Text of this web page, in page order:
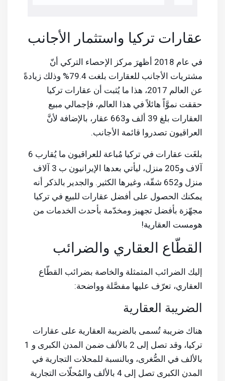
عقارات تركيا واستثمار الأجانب
في عام 2018 أظهرَ مركز الإحصاء التركي أنّ
مشتريات الأجانب للعقارات بلغت 79.4% وذلك زيادةً
عن العالم 2017، هذا ما يُثبت أن عقارات تركيا
حققت نموَّاً هائلاً في هذا العالم، فإجمالي مبيع
العقارات بلغ 39 ألف و663 عقار، بالإضافة لأنَّ
العراقيون تصدروا قائمة الأجانب.
بلغَت عقارات في تركيا مُباعة للعراقيون ما يُقارب 6
آلاف و205 منزل، ليأتي بعدها الإيرانيون ب 3 آلاف
منزل و652 شقّة، وغيرها الكثير. والجدير بالذكر أنه
يمكنك الحصول على أفضل عقارات للبيع في تركيا
مجهّزة بأفضل تجهيز ومخدّمة بأحدث الخدمات من
هومست العقارية!
القطّاع العقاري والضرائب
إليك الضرائب المتمثلة والخاصة بضرائب القطّاع
العقاري، تعرّف عليها مفصَّلة وواضحة:
الضريبة العقارية
هناك ضريبة تُسمى بالضريبة العقارية على عقارات
تركيا، وقد تصل إلى 2 بالألف ضمن المدن الكبرى و 1
بالألف في الصُّغرى، وبالنسبة للمحلات التجارية في
المدن الكبرى تصل إلى 4 بالألف والمُحلّات التجارية